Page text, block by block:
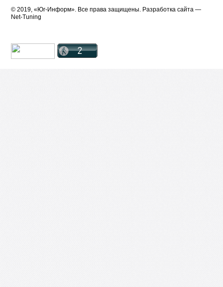
© 2019, «Юг-Информ». Все права защищены. Разработка cайта —
Net-Tuning